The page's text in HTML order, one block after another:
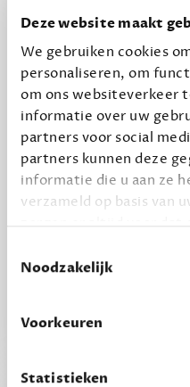
Deze website maakt
We gebruiken cookies
personaliseren, om
om ons websiteverkeer
informatie over uw
partners voor social
partners kunnen deze
informatie die u aan ze
verzameld op basis van
wordt verwerkt.
Lees meer over onze
Noodzakelijk
Voorkeuren
Statistieken
halen.
12,50 per
Alles van Dewey Free
Vooraf een tipje van